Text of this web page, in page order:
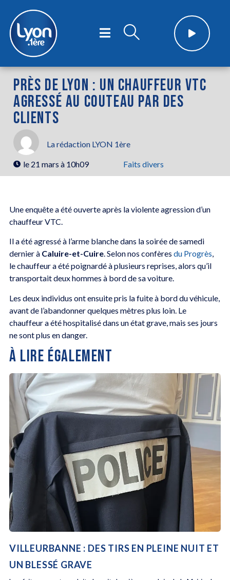
PRÈS DE LYON : UN CHAUFFEUR VTC
AGRESSÉ AU COUTEAU PAR DES
CLIENTS
La rédaction LYON 1ère
le 21 mars à 10h09 Faits divers
Une enquête a été ouverte après la violente agression d’un
chauffeur VTC.
Il a été agressé à l’arme blanche dans la soirée de samedi
dernier à Caluire-et-Cuire. Selon nos confères du Progrès,
le chauffeur a été poignardé à plusieurs reprises, alors qu’il
transportait deux hommes à bord de sa voiture.
Les deux individus ont ensuite pris la fuite à bord du véhicule,
avant de l’abandonner quelques mètres plus loin. Le
chauffeur a été hospitalisé dans un état grave, mais ses jours
ne sont plus en danger.
À LIRE ÉGALEMENT
VILLEURBANNE : DES TIRS EN PLEINE NUIT ET
UN BLESSÉ GRAVE